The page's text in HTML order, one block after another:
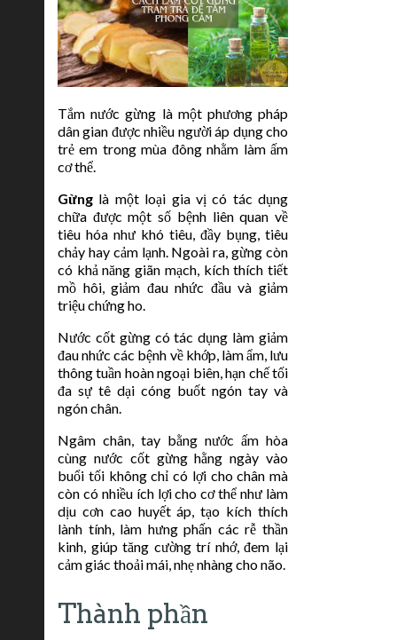
Tắm nước gừng là một phương pháp
dân gian được nhiều người áp dụng cho
trẻ em trong mùa đông nhằm làm ấm
cơ thể.
Gừng là một loại gia vị có tác dụng
chữa được một số bệnh liên quan về
tiêu hóa như khó tiêu, đầy bụng, tiêu
chảy hay cảm lạnh. Ngoài ra, gừng còn
có khả năng giãn mạch, kích thích tiết
mồ hôi, giảm đau nhức đầu và giảm
triệu chứng ho.
Nước cốt gừng có tác dụng làm giảm
đau nhức các bệnh về khớp, làm ẩm, lưu
thông tuần hoàn ngoại biên, hạn chế tối
đa sự tê dại cóng buốt ngón tay và
ngón chân.
Ngâm chân, tay bằng nước ấm hòa
cùng nước cốt gừng hằng ngày vào
buổi tối không chỉ có lợi cho chân mà
còn có nhiều ích lợi cho cơ thể như làm
dịu cơn cao huyết áp, tạo kích thích
lành tính, làm hưng phấn các rễ thần
kinh, giúp tăng cường trí nhớ, đem lại
cảm giác thoải mái, nhẹ nhàng cho não.
Thành phần